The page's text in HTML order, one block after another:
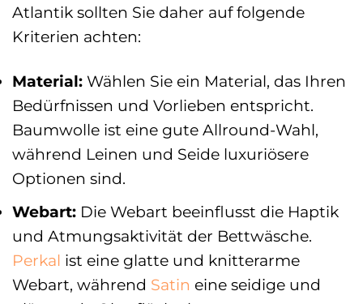
Atlantik sollten Sie daher auf folgende
Kriterien achten:
Material: Wählen Sie ein Material, das Ihren
Bedürfnissen und Vorlieben entspricht.
Baumwolle ist eine gute Allround-Wahl,
während Leinen und Seide luxuriösere
Optionen sind.
Webart: Die Webart beeinflusst die Haptik
und Atmungsaktivität der Bettwäsche.
Perkal ist eine glatte und knitterarme
Webart, während Satin eine seidige und